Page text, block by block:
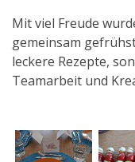
Mit viel Freude
gemeinsam
leckere Rezepte,
Teamarbeit und